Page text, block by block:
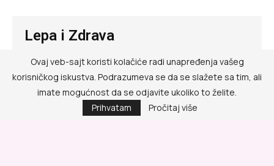
Lepa i Zdrava
@ RED MEDIA GROUP 2026
Kontakt
Ovaj veb-sajt koristi kolačiće radi unapređenja vašeg
korisničkog iskustva. Podrazumeva se da se slažete sa tim, ali
imate mogućnost da se odjavite ukoliko to želite.
Prihvatam
Pročitaj više